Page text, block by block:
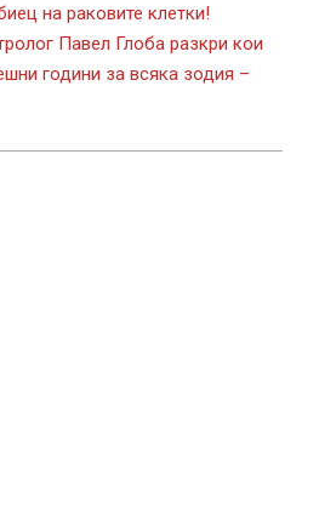
на раковите клетки!
Павел Глоба разкри кои
години за всяка зодия –